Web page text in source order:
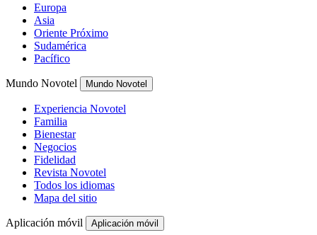
Europa
Asia
Oriente Próximo
Sudamérica
Pacífico
Mundo Novotel Mundo Novotel
Experiencia Novotel
Familia
Bienestar
Negocios
Fidelidad
Revista Novotel
Todos los idiomas
Mapa del sitio
Aplicación móvil Aplicación móvil